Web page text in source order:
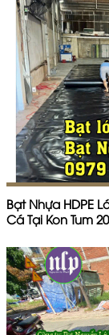
Bạt Nhựa HDPE
Cá Tại Kon Tum